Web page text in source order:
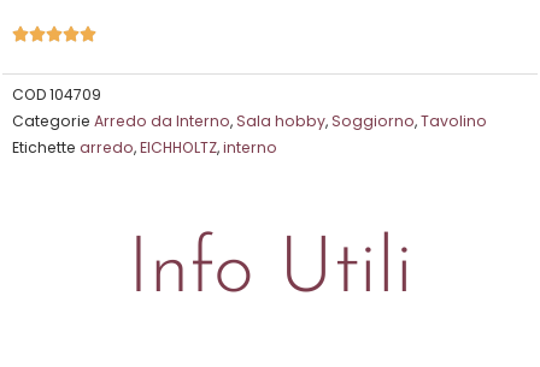
Valutazione
su
5
COD104709
Categorie Arredo da Interno,Sala hobby,Soggiorno,Tavolino
Etichette arredo,EICHHOLTZ,interno
Info Utili